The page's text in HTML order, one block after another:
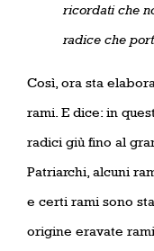
ricordati che
radice che
Così, ora sta
rami. E dice: in
radici giù fino al
Patriarchi, alcuni
e certi rami sono
origine eravate